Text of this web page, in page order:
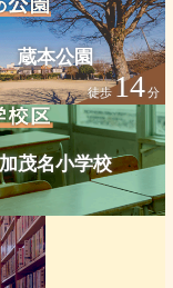
蔵本公園
徒歩14分
加茂名小学校